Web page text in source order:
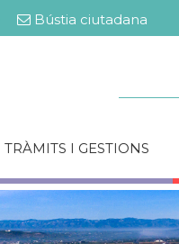
Bústia ciutadana
TRÀMITS I GESTIONS